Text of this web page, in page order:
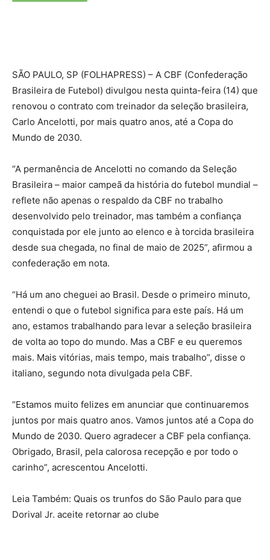
SÃO PAULO, SP (FOLHAPRESS) – A CBF (Confederação
Brasileira de Futebol) divulgou nesta quinta-feira (14) que
renovou o contrato com treinador da seleção brasileira,
Carlo Ancelotti, por mais quatro anos, até a Copa do
Mundo de 2030.
“A permanência de Ancelotti no comando da Seleção
Brasileira – maior campeã da história do futebol mundial –
reflete não apenas o respaldo da CBF no trabalho
desenvolvido pelo treinador, mas também a confiança
conquistada por ele junto ao elenco e à torcida brasileira
desde sua chegada, no final de maio de 2025”, afirmou a
confederação em nota.
“Há um ano cheguei ao Brasil. Desde o primeiro minuto,
entendi o que o futebol significa para este país. Há um
ano, estamos trabalhando para levar a seleção brasileira
de volta ao topo do mundo. Mas a CBF e eu queremos
mais. Mais vitórias, mais tempo, mais trabalho”, disse o
italiano, segundo nota divulgada pela CBF.
“Estamos muito felizes em anunciar que continuaremos
juntos por mais quatro anos. Vamos juntos até a Copa do
Mundo de 2030. Quero agradecer a CBF pela confiança.
Obrigado, Brasil, pela calorosa recepção e por todo o
carinho”, acrescentou Ancelotti.
Leia Também: Quais os trunfos do São Paulo para que
Dorival Jr. aceite retornar ao clube